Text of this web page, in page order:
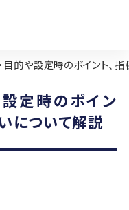
目的や設定時のポイント、
定時のポイン
について解説